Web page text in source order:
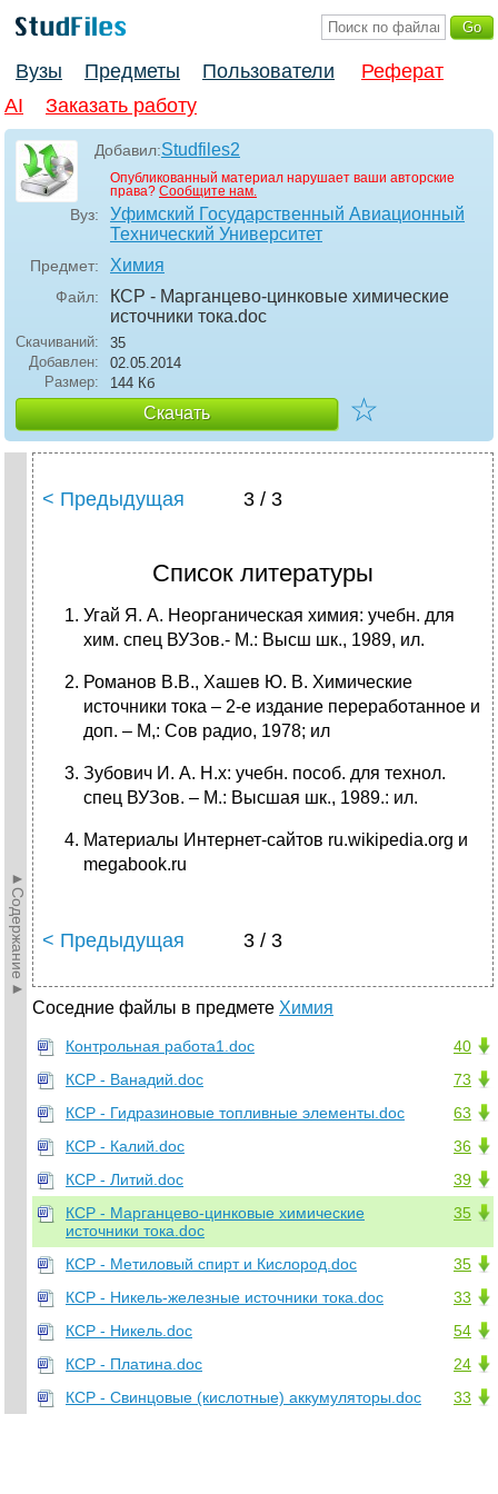
Вузы Предметы Пользователи
Реферат
AI
Заказать работу
Добавил:Studfiles2
Опубликованный материал нарушает ваши авторские
права? Сообщите нам.
Вуз:
Уфимский Государственный Авиационный
Технический Университет
Предмет: Химия
Файл:
КСР - Марганцево-цинковые химические
источники тока.doc
Скачиваний:
35
Добавлен:
02.05.2014
Размер:
144 Кб
Скачать ☆
►Содержание►
< Предыдущая 3 / 3
Список литературы
Угай Я. А. Неорганическая химия: учебн. для
хим. спец ВУЗов.- М.: Высш шк., 1989, ил.
Романов В.В., Хашев Ю. В. Химические
источники тока – 2-е издание переработанное и
доп. – М,: Сов радио, 1978; ил
Зубович И. А. Н.х: учебн. пособ. для технол.
спец ВУЗов. – М.: Высшая шк., 1989.: ил.
Материалы Интернет-сайтов ru.wikipedia.org и
megabook.ru
< Предыдущая 3 / 3
Соседние файлы в предмете Химия
40
Контрольная работа1.doc
73
КСР - Ванадий.doc
63
КСР - Гидразиновые топливные элементы.doc
36
КСР - Калий.doc
39
КСР - Литий.doc
35
КСР - Марганцево-цинковые химические
источники тока.doc
35
КСР - Метиловый спирт и Кислород.doc
33
КСР - Никель-железные источники тока.doc
54
КСР - Никель.doc
24
КСР - Платина.doc
33
КСР - Свинцовые (кислотные) аккумуляторы.doc